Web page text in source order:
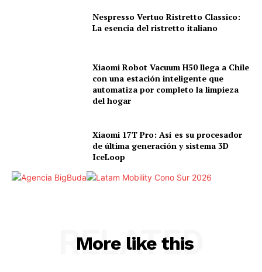
Nespresso Vertuo Ristretto Classico:
La esencia del ristretto italiano
Xiaomi Robot Vacuum H50 llega a Chile
con una estación inteligente que
automatiza por completo la limpieza
del hogar
Xiaomi 17T Pro: Así es su procesador
de última generación y sistema 3D
IceLoop
More like this
RELATED